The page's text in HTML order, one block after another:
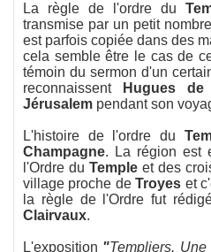
La règle de l'ordre du
transmise par un petit
est parfois copiée dans des
cela semble être le cas de
témoin du sermon d'un
reconnaissent
Hugues de
Jérusalem pendant son
L'histoire de l'ordre du
Champagne. La région est
l'Ordre du Temple et des
village proche deTroyes et
la règle de l'Ordre fut
Clairvaux.
L'exposition "Templiers.